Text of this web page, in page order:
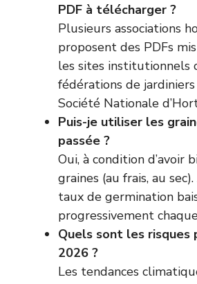
PDF à télécharger ?
Plusieurs associations
proposent des PDFs
les sites institutionnels
fédérations de
Société Nationale
Puis-je utiliser les
passée ?
Oui, à condition d’avoir
graines (au frais, au
taux de germination
progressivement
Quels sont les risques
2026 ?
Les tendances